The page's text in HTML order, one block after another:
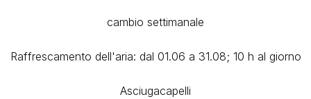
cambio settimanale
Raffrescamento dell'aria: dal 01.06 a 31.08; 10 h al giorno
Asciugacapelli